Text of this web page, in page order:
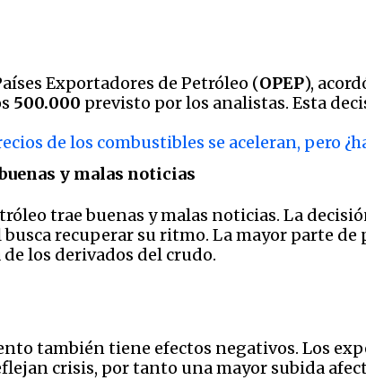
Exportadores de Petróleo (OPEP),
500.000 previsto por los analistas. Esta
de los combustibles se aceleran, pero
y malas noticias
trae buenas y malas noticias. La
recuperar su ritmo. La mayor parte
los derivados del crudo.
también tiene efectos negativos. Los
crisis, por tanto una mayor subida